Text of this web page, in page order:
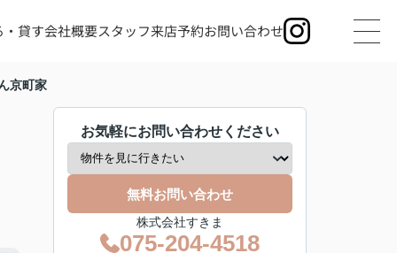
・貸す会社概要スタッフ来店予約お問い合わせ
京町家
お気軽にお問い合わせください
無料お問い合わせ
株式会社すきま
075-204-4518